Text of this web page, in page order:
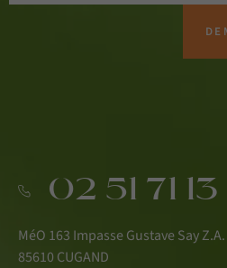
02 51 71
MéO 163 Impasse Gustave Say
85610 CUGAND